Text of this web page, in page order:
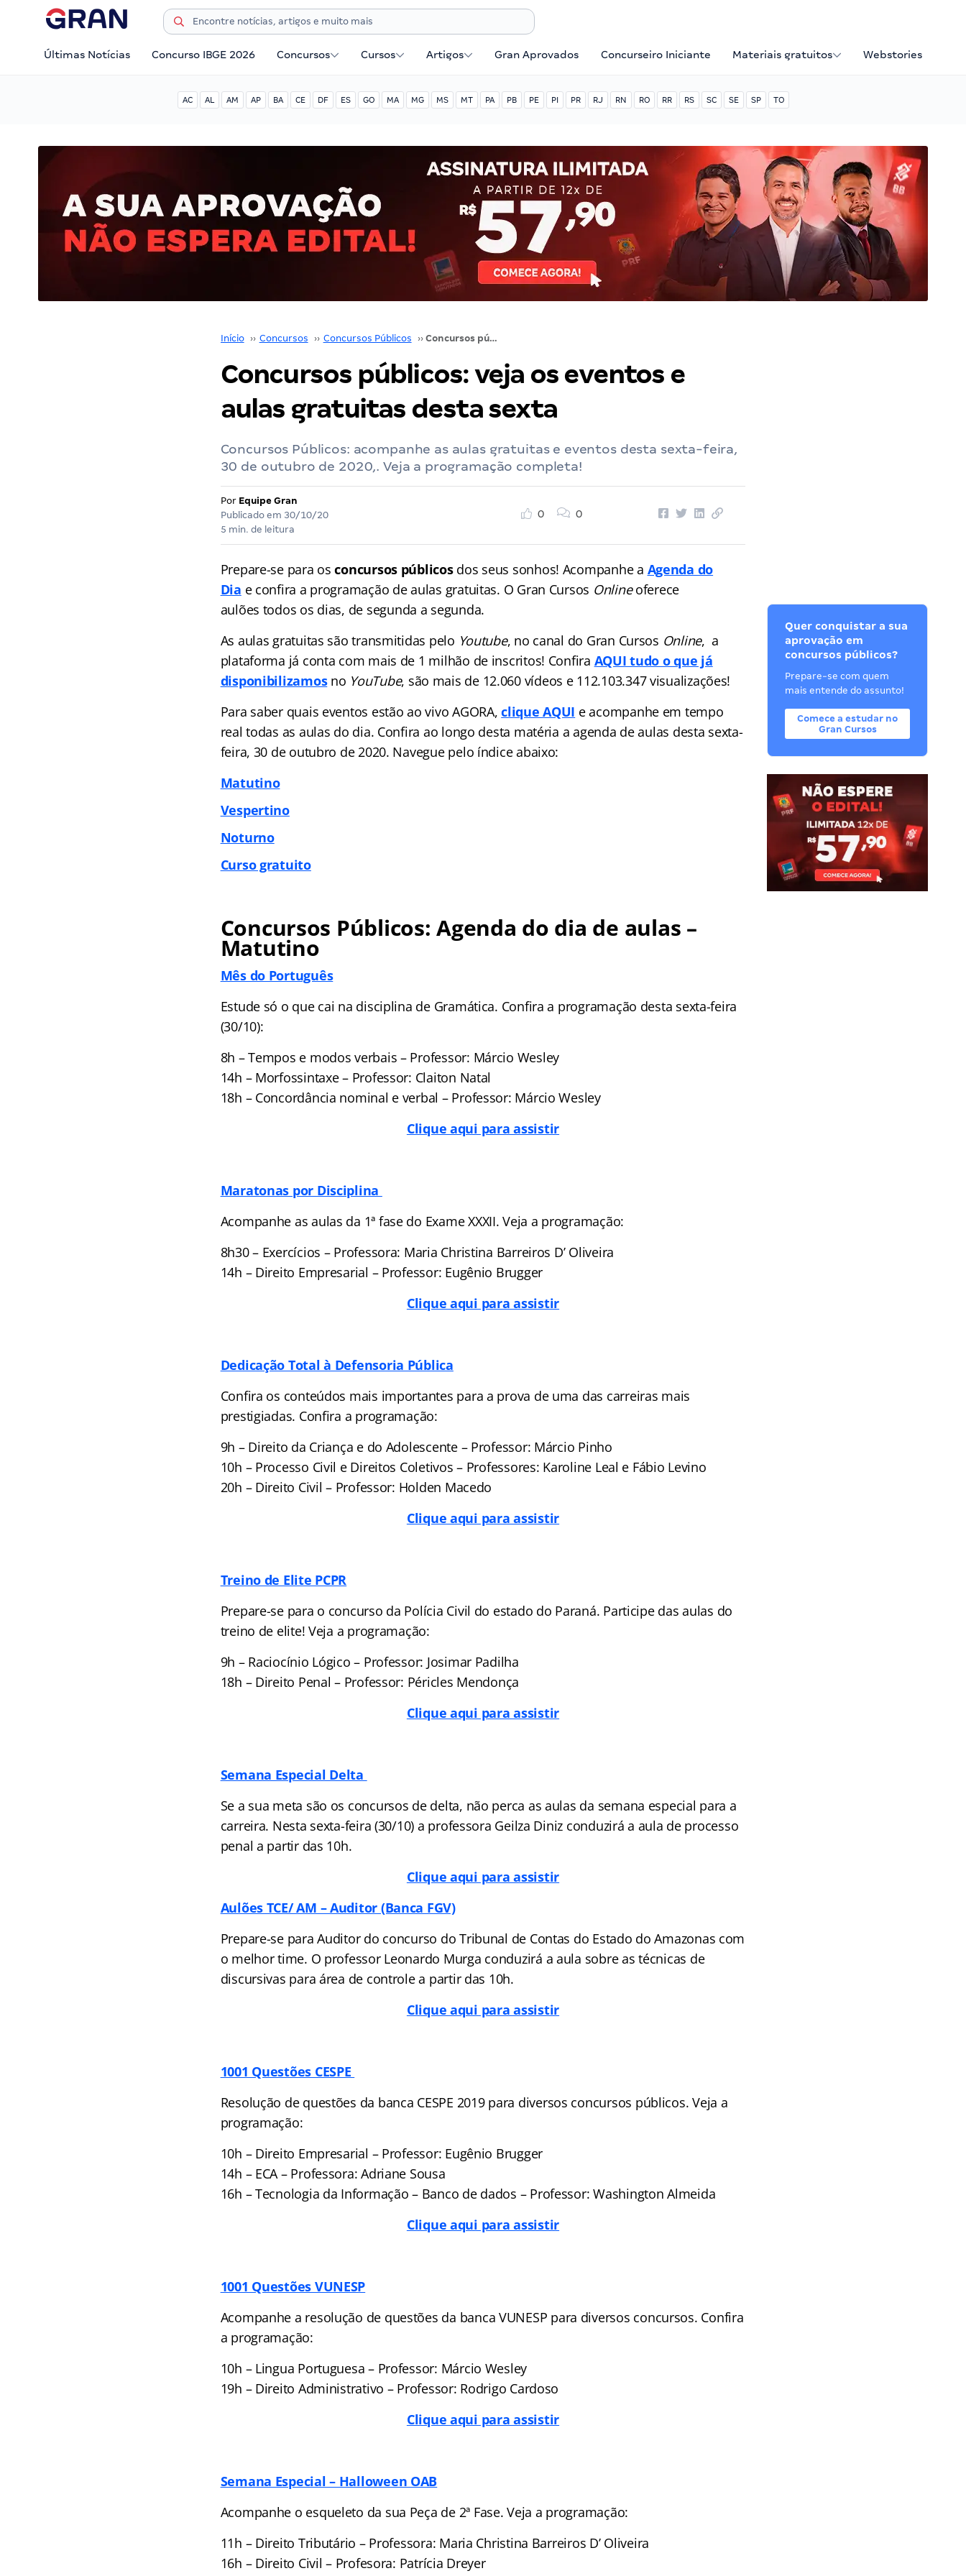
Últimas Notícias Concurso IBGE 2026 Concursos Cursos Artigos Gran Aprovados Concurseiro Iniciante Materiais gratuitos Webstories
AC AL AM AP BA CE DF ES GO MA MG MS MT PA PB PE PI PR RJ RN RO RR RS SC SE SP TO
Início ›› Concursos ›› Concursos Públicos ›› Concursos públicos: veja os eventos e aulas gratuitas desta sexta
Concursos públicos: veja os eventos e
aulas gratuitas desta sexta
Concursos Públicos: acompanhe as aulas gratuitas e eventos desta sexta-feira,
30 de outubro de 2020,. Veja a programação completa!
Por Equipe Gran
Publicado em 30/10/20
5 min. de leitura
0 0
Prepare-se para osconcursos públicosdos seus sonhos! Acompanhe a Agenda do
Dia e confira a programação de aulas gratuitas. O Gran Cursos Onlineoferece
aulões todos os dias, de segunda a segunda.
As aulas gratuitas são transmitidas pelo Youtube, no canal do Gran Cursos Online, a
plataforma já conta com mais de 1 milhão de inscritos! Confira AQUI tudo o que já
disponibilizamosno YouTube, são mais de 12.060 vídeos e 112.103.347 visualizações!
Para saber quais eventos estão ao vivo AGORA,clique AQUI e acompanhe em tempo
real todas as aulas do dia. Confira ao longo desta matéria a agenda de aulas desta sexta-
feira, 30 de outubro de 2020. Navegue pelo índice abaixo:
Matutino
Vespertino
Noturno
Curso gratuito
Concursos Públicos: Agenda do dia de aulas –
Matutino
Mês do Português
Estude só o que cai na disciplina de Gramática. Confira a programação desta sexta-feira
(30/10):
8h – Tempos e modos verbais – Professor: Márcio Wesley
14h – Morfossintaxe – Professor: Claiton Natal
18h – Concordância nominal e verbal – Professor: Márcio Wesley
Clique aqui para assistir
Maratonas por Disciplina
Acompanhe as aulas da 1ª fase do Exame XXXII. Veja a programação:
8h30 – Exercícios – Professora: Maria Christina Barreiros D’ Oliveira
14h – Direito Empresarial – Professor: Eugênio Brugger
Clique aqui para assistir
Dedicação Total à Defensoria Pública
Confira os conteúdos mais importantes para a prova de uma das carreiras mais
prestigiadas. Confira a programação:
9h – Direito da Criança e do Adolescente – Professor: Márcio Pinho
10h – Processo Civil e Direitos Coletivos – Professores: Karoline Leal e Fábio Levino
20h – Direito Civil – Professor: Holden Macedo
Clique aqui para assistir
Treino de Elite PCPR
Prepare-se para o concurso da Polícia Civil do estado do Paraná. Participe das aulas do
treino de elite! Veja a programação:
9h – Raciocínio Lógico – Professor: Josimar Padilha
18h – Direito Penal – Professor: Péricles Mendonça
Clique aqui para assistir
Semana Especial Delta
Se a sua meta são os concursos de delta, não perca as aulas da semana especial para a
carreira. Nesta sexta-feira (30/10) a professora Geilza Diniz conduzirá a aula de processo
penal a partir das 10h.
Clique aqui para assistir
Aulões TCE/ AM – Auditor (Banca FGV)
Prepare-se para Auditor do concurso do Tribunal de Contas do Estado do Amazonas com
o melhor time. O professor Leonardo Murga conduzirá a aula sobre as técnicas de
discursivas para área de controle a partir das 10h.
Clique aqui para assistir
1001 Questões CESPE
Resolução de questões da banca CESPE 2019 para diversos concursos públicos. Veja a
programação:
10h – Direito Empresarial – Professor: Eugênio Brugger
14h – ECA – Professora: Adriane Sousa
16h – Tecnologia da Informação – Banco de dados – Professor: Washington Almeida
Clique aqui para assistir
1001 Questões VUNESP
Acompanhe a resolução de questões da banca VUNESP para diversos concursos. Confira
a programação:
10h – Lingua Portuguesa – Professor: Márcio Wesley
19h – Direito Administrativo – Professor: Rodrigo Cardoso
Clique aqui para assistir
Semana Especial – Halloween OAB
Acompanhe o esqueleto da sua Peça de 2ª Fase. Veja a programação:
11h – Direito Tributário – Professora: Maria Christina Barreiros D’ Oliveira
16h – Direito Civil – Profesora: Patrícia Dreyer
Quer conquistar a sua
aprovação em
concursos públicos?
Prepare-se com quem
mais entende do assunto!
Comece a estudar no
Gran Cursos